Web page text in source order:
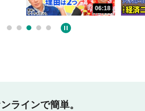
06:18
ラインで簡単。